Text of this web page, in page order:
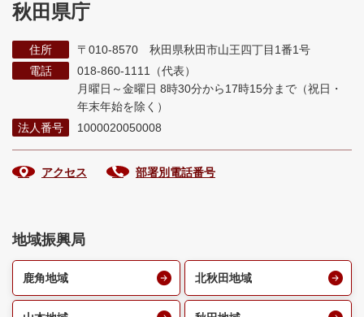
秋田県庁
住所
〒010-8570 秋田県秋田市山王四丁目1番1号
電話
018-860-1111（代表）
月曜日～金曜日 8時30分から17時15分まで （祝日・
年末年始を除く）
法人番号
1000020050008
アクセス 部署別電話番号
地域振興局
鹿角地域 北秋田地域